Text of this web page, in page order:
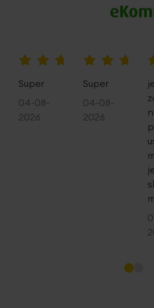
Super
04-08-
2026
Super
04-08-
2026